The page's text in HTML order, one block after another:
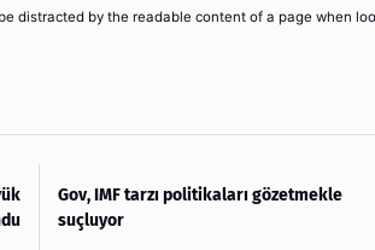
distracted by the readable content of a page when
Gov, IMF tarzı politikaları gözetmekle
suçluyor